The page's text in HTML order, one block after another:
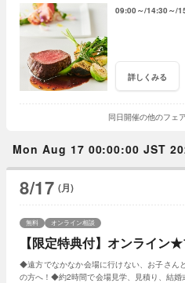
09:00～ 14:30～
詳しくみる
同日開催の他のフェ
Mon Aug 17 00:00:00 JST
8/17 (月)
【限定特典付】オンライン
無料 オンライン相談
◆遠方でなかなか会場に行けない、お子さん
の方へ！◆約2時間で会場見学、見積り、結婚